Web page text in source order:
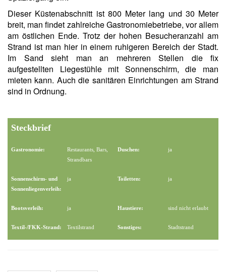
Dieser Küstenabschnitt ist 800 Meter lang und 30 Meter
breit, man findet zahlreiche Gastronomiebetriebe, vor allem
am östlichen Ende. Trotz der hohen Besucheranzahl am
Strand ist man hier in einem ruhigeren Bereich der Stadt.
Im Sand sieht man an mehreren Stellen die fix
aufgestellten Liegestühle mit Sonnenschirm, die man
mieten kann. Auch die sanitären Einrichtungen am Strand
sind in Ordnung.
Steckbrief
Gastronomie:
Restaurants, Bars,
Strandbars
Duschen: ja
Sonnenschirm- und
Sonnenliegenverleih:
ja Toiletten: ja
Bootsverleih: ja Haustiere: sind nicht erlaubt
Textil-/FKK-Strand: Textilstrand Sonstiges: Stadtstrand